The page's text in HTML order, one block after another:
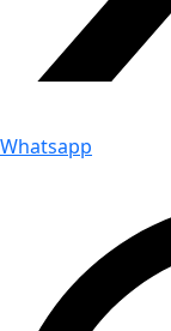
Whatsapp